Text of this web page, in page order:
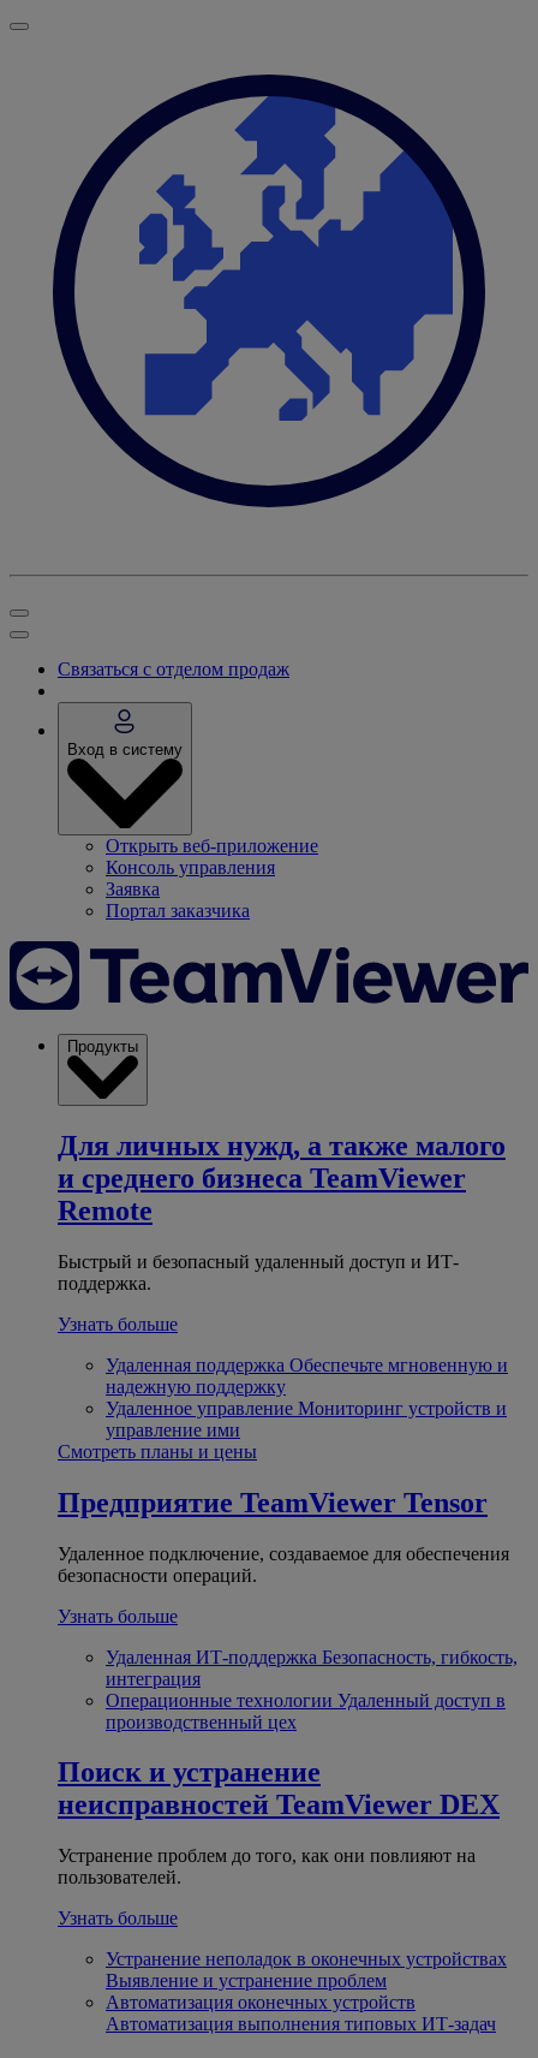
Связаться с отделом продаж
Вход в систему
Открыть веб-приложение
Консоль управления
Заявка
Портал заказчика
Продукты
Для личных нужд, а также малого
и среднего бизнеса TeamViewer
Remote
Быстрый и безопасный удаленный доступ и ИТ-
поддержка.
Узнать больше
Удаленная поддержка Обеспечьте мгновенную и
надежную поддержку
Удаленное управление Мониторинг устройств и
управление ими
Смотреть планы и цены
Предприятие TeamViewer Tensor
Удаленное подключение, создаваемое для обеспечения
безопасности операций.
Узнать больше
Удаленная ИТ-поддержка Безопасность, гибкость,
интеграция
Операционные технологии Удаленный доступ в
производственный цех
Поиск и устранение
неисправностей TeamViewer DEX
Устранение проблем до того, как они повлияют на
пользователей.
Узнать больше
Устранение неполадок в оконечных устройствах
Выявление и устранение проблем
Автоматизация оконечных устройств
Автоматизация выполнения типовых ИТ-задач